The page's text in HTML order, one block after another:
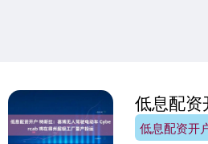
低息配资开